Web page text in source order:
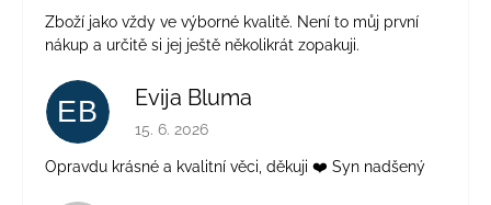
Zboží jako vždy ve výborné kvalitě. Není to můj první
nákup a určitě si jej ještě několikrát zopakuji.
EB Evija Bluma
Hodnocení obchodu je 5 z 5 hvězdiček.
15. 6. 2026
Opravdu krásné a kvalitní věci, děkuji ❤️ Syn nadšený